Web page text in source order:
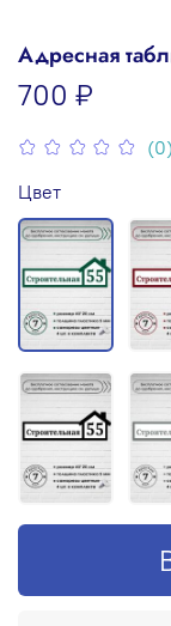
(0)
Адресная
700 ₽
Цвет